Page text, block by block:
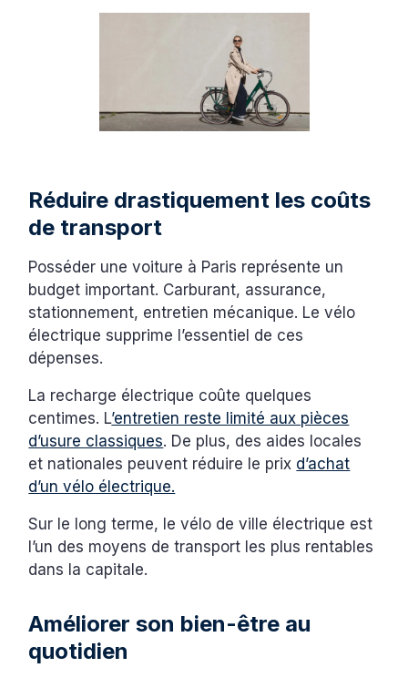
Réduire drastiquement les coûts
de transport
Posséder une voiture à Paris représente un
budget important. Carburant, assurance,
stationnement, entretien mécanique. Le vélo
électrique supprime l’essentiel de ces
dépenses.
La recharge électrique coûte quelques
centimes. L’entretien reste limité aux pièces
d’usure classiques. De plus, des aides locales
et nationales peuvent réduire le prix d’achat
d’un vélo électrique.
Sur le long terme, le vélo de ville électrique est
l’un des moyens de transport les plus rentables
dans la capitale.
Améliorer son bien-être au
quotidien